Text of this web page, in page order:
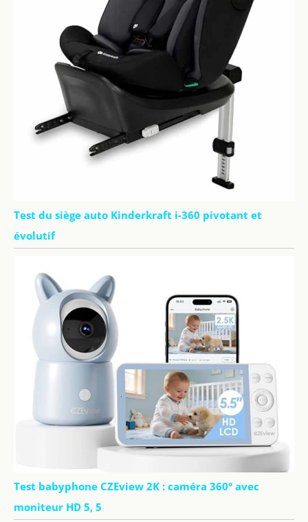
Test du siège auto Kinderkraft i-360 pivotant et
évolutif
Test babyphone CZEview 2K : caméra 360° avec
moniteur HD 5, 5